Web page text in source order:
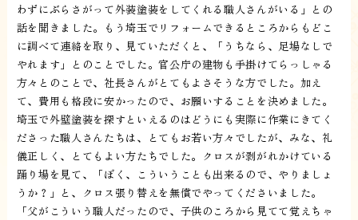
わずにぶらさがって外装塗装をしてくれる職人さんがいる」との
話を聞きました。もう埼玉でリフォームできるところからもどこ
に調べて連絡を取り、見ていただくと、「うちなら、足場なしで
やれます」とのことでした。官公庁の建物も手掛けてらっしゃる
方々とのことで、社長さんがとてもよさそうな方でした。加え
て、費用も格段に安かったので、お願いすることを決めました。
埼玉で外壁塗装を探すといえるのはどうにも実際に作業にきてく
ださった職人さんたちは、とてもお若い方々でしたが、みな、礼
儀正しく、とてもよい方たちでした。クロスが剥がれかけている
踊り場を見て、「ぼく、こういうことも出来るので、やりましょ
うか？」と、クロス張り替えを無償でやってくださいました。
「父がこういう職人だったので、子供のころから見てて覚えちゃ